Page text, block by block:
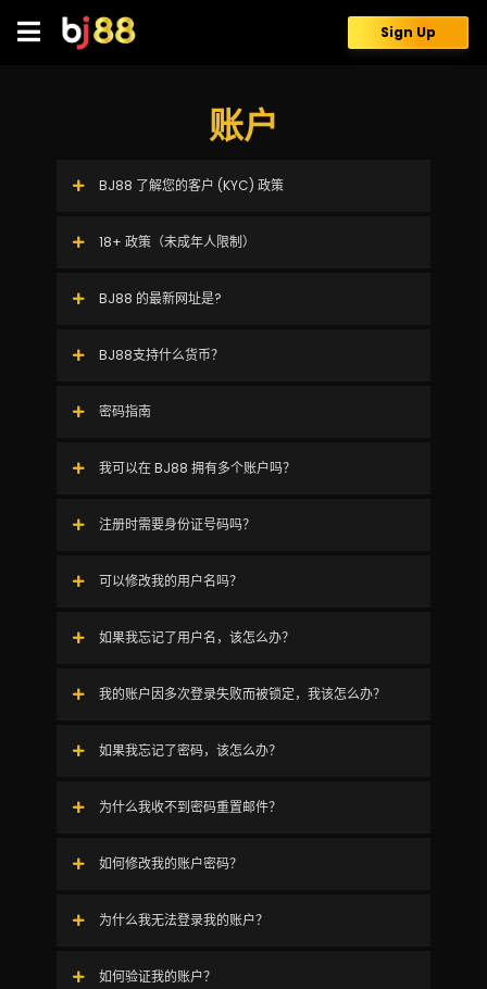
content
Sign Up
账户
BJ88 了解您的客户 (KYC) 政策
18+ 政策（未成年人限制）
BJ88 的最新网址是?
BJ88支持什么货币？
密码指南
我可以在 BJ88 拥有多个账户吗？
注册时需要身份证号码吗？
可以修改我的用户名吗？
如果我忘记了用户名，该怎么办？
我的账户因多次登录失败而被锁定，我该怎么办？
如果我忘记了密码，该怎么办？
为什么我收不到密码重置邮件？
如何修改我的账户密码？
为什么我无法登录我的账户？
如何验证我的账户？